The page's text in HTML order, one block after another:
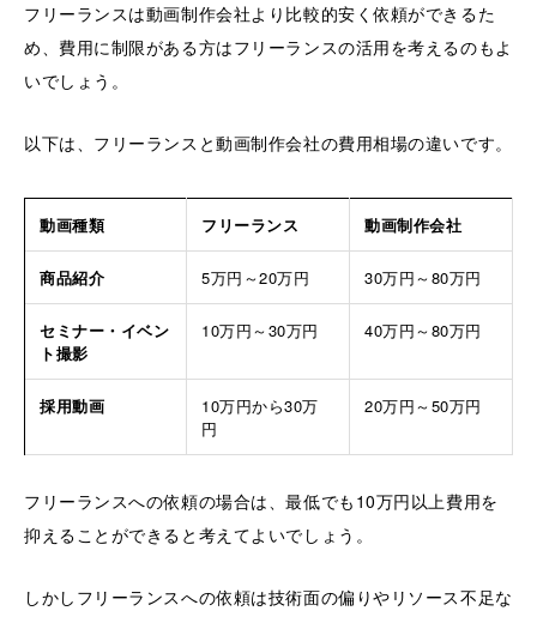
フリーランスは動画制作会社より比較的安く依頼ができるた
め、費用に制限がある方はフリーランスの活用を考えるのもよ
いでしょう。
以下は、フリーランスと動画制作会社の費用相場の違いです。
動画種類 フリーランス 動画制作会社
商品紹介 5万円～20万円 30万円～80万円
セミナー・イベン
ト撮影
10万円～30万円 40万円～80万円
採用動画
10万円から30万
円
20万円～50万円
フリーランスへの依頼の場合は、最低でも10万円以上費用を
抑えることができると考えてよいでしょう。
しかしフリーランスへの依頼は技術面の偏りやリソース不足な